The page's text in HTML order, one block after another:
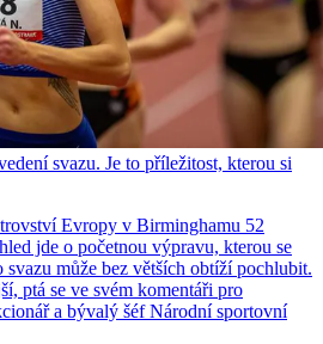
svazu. Je to příležitost, kterou si
Evropy v Birminghamu 52
jde o početnou výpravu, kterou se
svazu může bez větších obtíží pochlubit.
ptá se ve svém komentáři pro
a bývalý šéf Národní sportovní